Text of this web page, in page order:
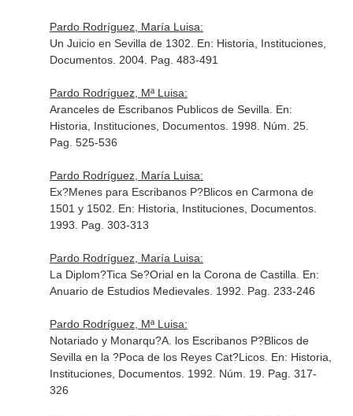
Pardo Rodríguez, María Luisa:
Un Juicio en Sevilla de 1302. En: Historia, Instituciones,
Documentos. 2004. Pag. 483-491
Pardo Rodríguez, Mª Luisa:
Aranceles de Escribanos Publicos de Sevilla. En:
Historia, Instituciones, Documentos. 1998. Núm. 25.
Pag. 525-536
Pardo Rodríguez, María Luisa:
Ex?Menes para Escribanos P?Blicos en Carmona de
1501 y 1502. En: Historia, Instituciones, Documentos.
1993. Pag. 303-313
Pardo Rodríguez, María Luisa:
La Diplom?Tica Se?Orial en la Corona de Castilla. En:
Anuario de Estudios Medievales. 1992. Pag. 233-246
Pardo Rodríguez, Mª Luisa:
Notariado y Monarqu?A. los Escribanos P?Blicos de
Sevilla en la ?Poca de los Reyes Cat?Licos. En: Historia,
Instituciones, Documentos. 1992. Núm. 19. Pag. 317-
326